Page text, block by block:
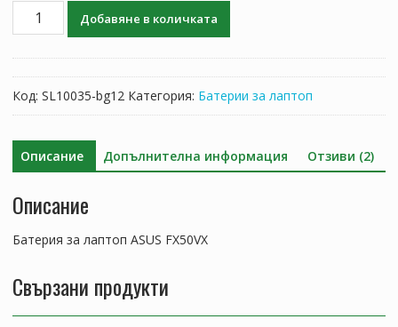
количество
лаптоп
ASUS
Добавяне в количката
Код: SL10035-bg12 Категория: Батерии за лаптоп
Описание Допълнителна информация Отзиви (2)
Описание
Батерия за лаптоп ASUS FX50VX
Свързани продукти